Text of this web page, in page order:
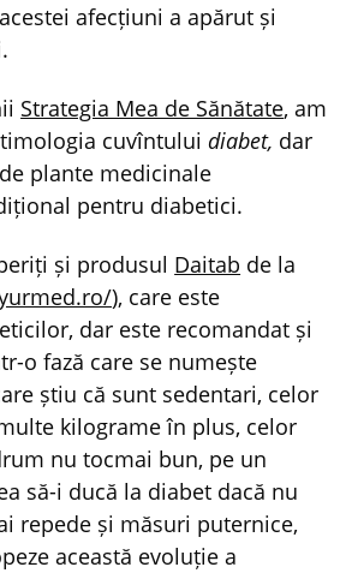
afecțiuni a apărut și
Strategia Mea de Sănătate, am
cuvîntuluidiabet, dar
plante medicinale
pentru diabetici.
și produsul Daitab de la
), care este
dar este recomandat și
o fază care se numește
știu că sunt sedentari, celor
kilograme în plus, celor
nu tocmai bun, pe un
să-i ducă la diabet dacă nu
repede și măsuri puternice,
această evoluție a